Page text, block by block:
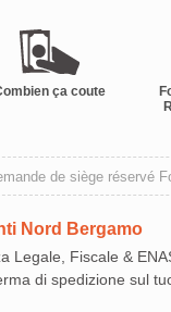
ça coute
de siège réservé
Nord Bergamo
Fiscale &
di spedizione sul